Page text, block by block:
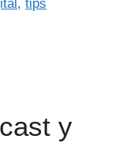
,tips
y